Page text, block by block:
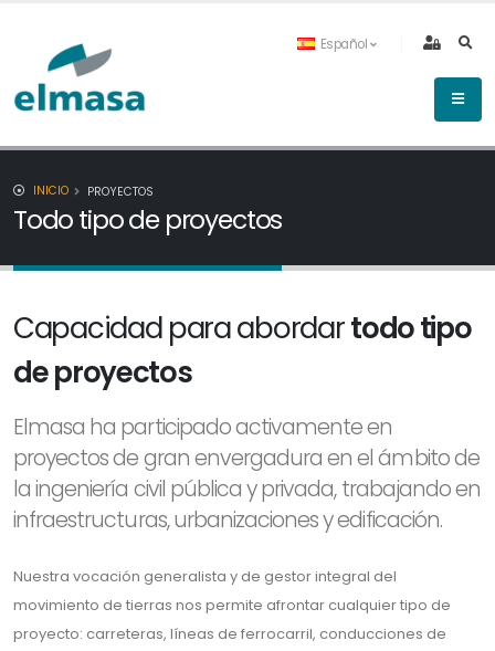
Español
INICIO PROYECTOS
Todo tipo de proyectos
Capacidad para abordartodo tipo
de proyectos
Elmasa ha participado activamente en
proyectos de gran envergadura en el ámbito de
la ingeniería civil pública y privada, trabajando en
infraestructuras, urbanizaciones y edificación.
Nuestra vocación generalista y de gestor integral del
movimiento de tierras nos permite afrontar cualquier tipo de
proyecto: carreteras, líneas de ferrocarril, conducciones de